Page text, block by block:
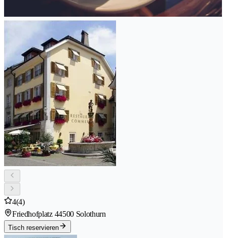
4(4)
Friedhofplatz 44500 Solothurn
Tisch reservieren